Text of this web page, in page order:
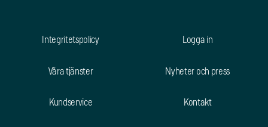
Integritetspolicy
Våra tjänster
Kundservice
Logga in
Nyheter och press
Kontakt